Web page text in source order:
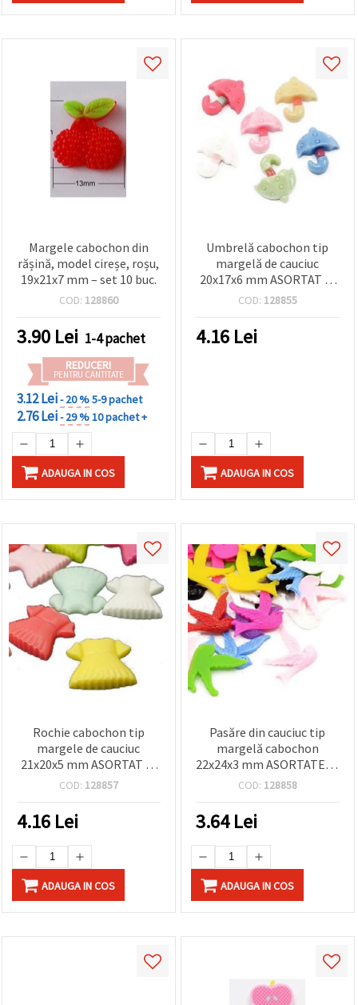
Margele cabochon din
rășină, model cireșe, roșu,
19x21x7 mm – set 10 buc.
COD: 128860
3.90 Lei 1-4 pachet
REDUCERI
PENTRU CANTITATE
3.12 Lei- 20 %5-9 pachet
2.76 Lei- 29 %10 pachet +
ADAUGA IN COS
Umbrelă cabochon tip
margelă de cauciuc
20x17x6 mm ASORTAT -5
bucăți
COD: 128855
4.16 Lei
ADAUGA IN COS
Rochie cabochon tip
margele de cauciuc
21x20x5 mm ASORTAT -5
piese
COD: 128857
4.16 Lei
ADAUGA IN COS
Pasăre din cauciuc tip
margelă cabochon
22x24x3 mm ASORTATE -5
bucăți
COD: 128858
3.64Lei
ADAUGA IN COS